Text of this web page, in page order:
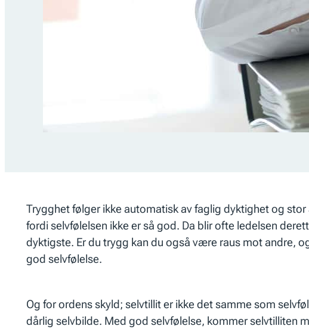
Trygghet følger ikke automatisk av faglig dyktighet og
fordi selvfølelsen ikke er så god. Da blir ofte ledelsen
dyktigste. Er du trygg kan du også være raus mot andre,
god selvfølelse.
Og for ordens skyld; selvtillit er ikke det samme som
dårlig selvbilde. Med god selvfølelse, kommer selvtilliten